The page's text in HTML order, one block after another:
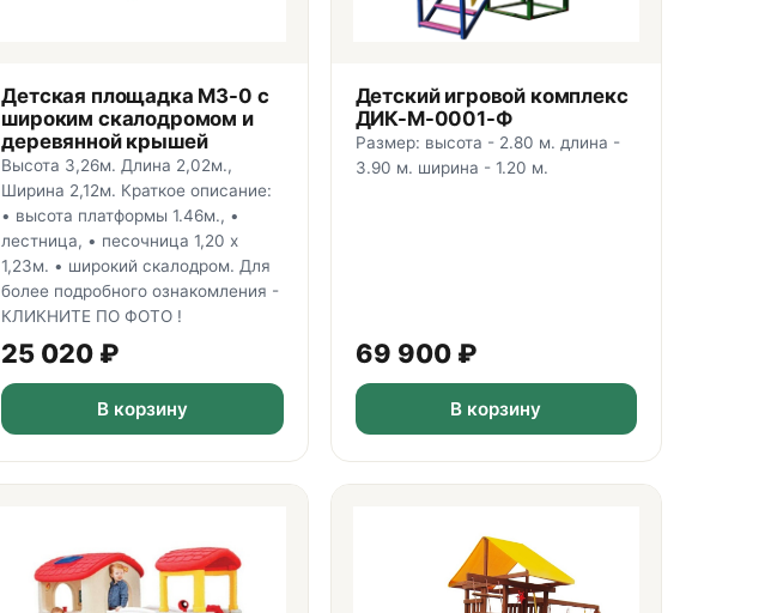
Детская площадка М3-0 с
широким скалодромом и
деревянной крышей
Высота 3,26м. Длина 2,02м.,
Ширина 2,12м. Краткое описание:
• высота платформы 1.46м., •
лестница, • песочница 1,20 х
1,23м. • широкий скалодром. Для
более подробного ознакомления -
КЛИКНИТЕ ПО ФОТО !
25 020 ₽
В корзину
Детский игровой комплекс
ДИК-М-0001-Ф
Размер: высота - 2.80 м. длина -
3.90 м. ширина - 1.20 м.
69 900₽
В корзину